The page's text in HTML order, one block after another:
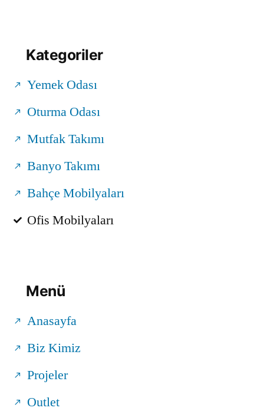
Kategoriler
Yemek Odası
Oturma Odası
Mutfak Takımı
Banyo Takımı
Bahçe Mobilyaları
Ofis Mobilyaları
Menü
Anasayfa
Biz Kimiz
Projeler
Outlet